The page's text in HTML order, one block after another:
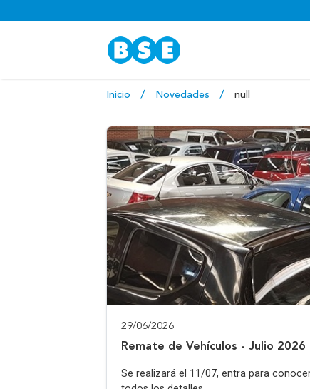
Inicio Novedades null
29/06/2026
Remate de Vehículos - Julio 2026
Se realizará el 11/07, entra para